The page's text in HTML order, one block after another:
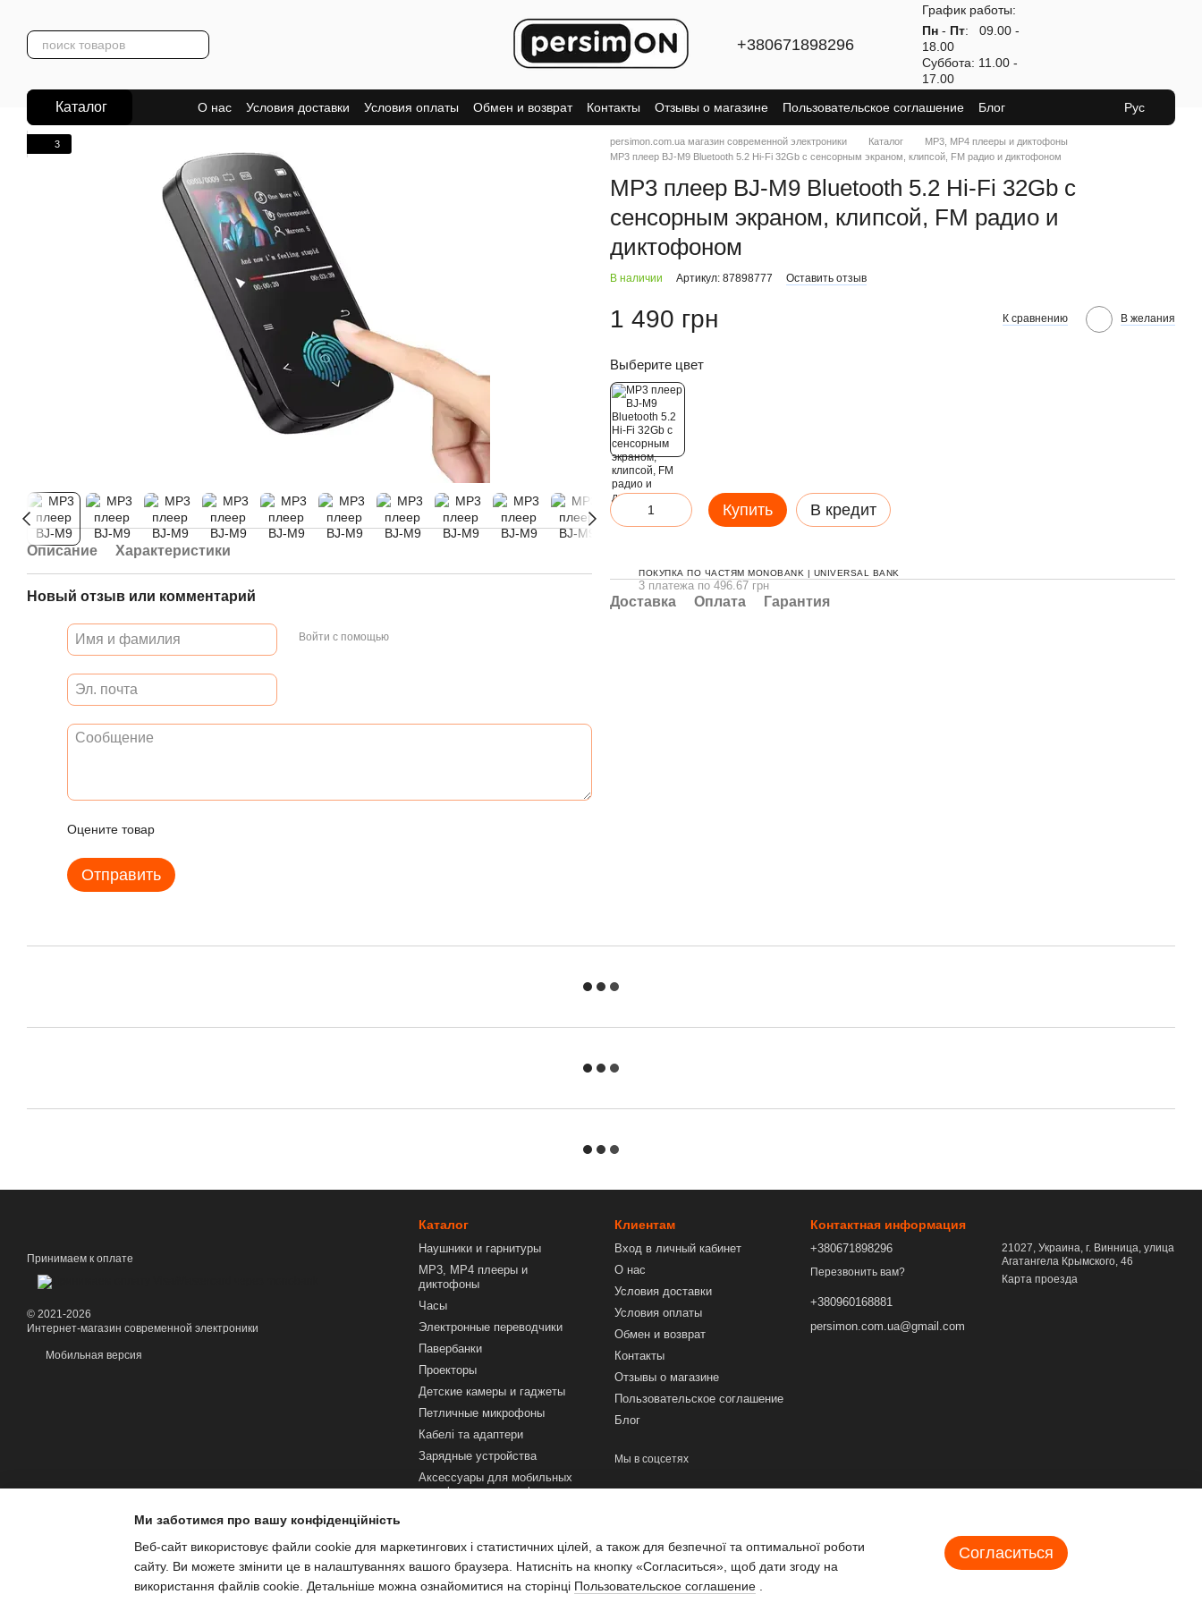
+380671898296
График работы:
Пн- Пт: 09.00 -
18.00
Суббота: 11.00 -
17.00
Каталог О нас Условия доставки Условия оплаты Обмен и возврат Контакты Отзывы о магазине Пользовательское соглашение Блог Рус
3
Описание Характеристики
Новый отзыв или комментарий
Войти с помощью
Оцените товар
Отправить
persimon.com.ua магазин современной электроники Каталог
MP3, MP4 плееры и диктофоны
MP3 плеер BJ-M9 Bluetooth 5.2 Hi-Fi 32Gb с сенсорным экраном, клипсой, FM радио и диктофоном
MP3 плеер BJ-M9 Bluetooth 5.2 Hi-Fi 32Gb с
сенсорным экраном, клипсой, FM радио и
диктофоном
В наличии Артикул: 87898777 Оставить отзыв
1 490 грн К сравнению В желания
Выберите цвет
Купить В кредит
ПОКУПКА ПО ЧАСТЯМ MONOBANK | UNIVERSAL BANK
3 платежа по 496.67 грн
Доставка Оплата Гарантия
Принимаем к оплате
© 2021-2026
Интернет-магазин современной электроники
Мобильная версия
Каталог
Наушники и гарнитуры
MP3, MP4 плееры и
диктофоны
Часы
Электронные переводчики
Павербанки
Проекторы
Детские камеры и гаджеты
Петличные микрофоны
Кабелі та адаптери
Зарядные устройства
Аксессуары для мобильных
телефонов и смартфонов
ноутбуков
Клиентам
Вход в личный кабинет
О нас
Условия доставки
Условия оплаты
Обмен и возврат
Контакты
Отзывы о магазине
Пользовательское соглашение
Блог
Мы в соцсетях
Контактная информация
+380671898296
Перезвонить вам?
+380960168881
persimon.com.ua@gmail.com
21027, Украина, г. Винница, улица
Агатангела Крымского, 46
Карта проезда
Ми заботимся про вашу конфіденційність
Веб-сайт використовує файли cookie для маркетингових і статистичних цілей, а також для безпечної та оптимальної роботи
сайту. Ви можете змінити це в налаштуваннях вашого браузера. Натисніть на кнопку «Согласиться», щоб дати згоду на
використання файлів cookie. Детальніше можна ознайомитися на сторінці Пользовательское соглашение
Согласиться